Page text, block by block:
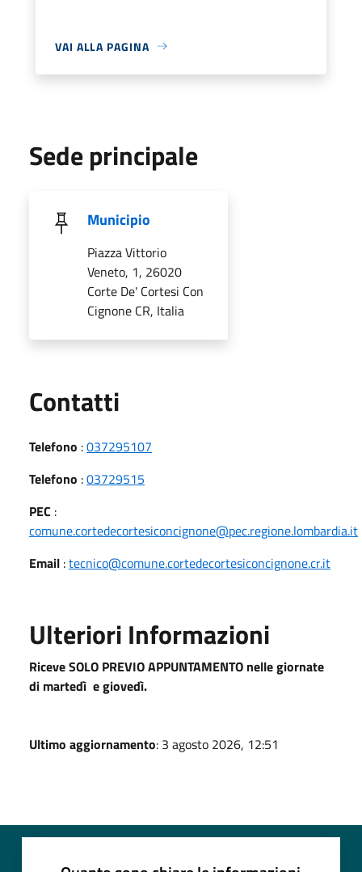
VAI ALLA PAGINA
Sede principale
Municipio
Piazza Vittorio
Veneto, 1, 26020
Corte De' Cortesi Con
Cignone CR, Italia
Contatti
Telefono :037295107
Telefono :03729515
PEC :
comune.cortedecortesiconcignone@pec.regione.lombardia.it
Email :tecnico@comune.cortedecortesiconcignone.cr.it
Ulteriori Informazioni
Riceve SOLO PREVIO APPUNTAMENTO nelle giornate
di martedì e giovedì.
Ultimo aggiornamento: 3 agosto 2026, 12:51